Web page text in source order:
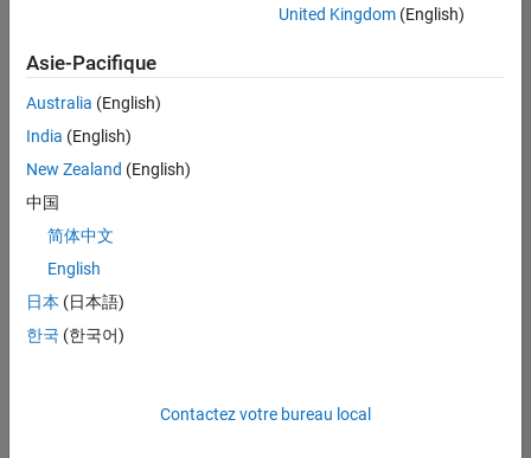
d'emploi.
malgré
tout
vous
trouvez
pas
d'offre
corresponde
à vos
United Kingdom(English)
Asie-Pacifique
Australia (English)
India (English)
New Zealand (English)
中国
简体中文
English
日本 (日本語)
한국 (한국어)
Contactez votre bureau local